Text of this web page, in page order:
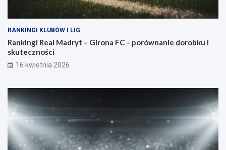
RANKINGI KLUBÓW I LIG
Rankingi Real Madryt – Girona FC – porównanie dorobku i
skuteczności
16 kwietnia 2026